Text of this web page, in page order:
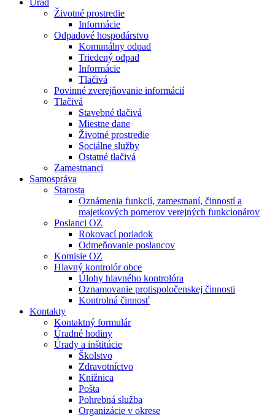
Úrad
Životné prostredie
Informácie
Odpadové hospodárstvo
Komunálny odpad
Triedený odpad
Informácie
Tlačivá
Povinné zverejňovanie informácií
Tlačivá
Stavebné tlačivá
Miestne dane
Životné prostredie
Sociálne služby
Ostatné tlačivá
Zamestnanci
Samospráva
Starosta
Oznámenia funkcií, zamestnaní, činností a
majetkových pomerov verejných funkcionárov
Poslanci OZ
Rokovací poriadok
Odmeňovanie poslancov
Komisie OZ
Hlavný kontrolór obce
Úlohy hlavného kontrolóra
Oznamovanie protispoločenskej činnosti
Kontrolná činnosť
Kontakty
Kontaktný formulár
Úradné hodiny
Úrady a inštitúcie
Školstvo
Zdravotníctvo
Knižnica
Pošta
Pohrebná služba
Organizácie v okrese